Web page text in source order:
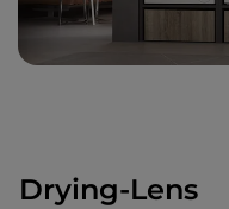
Drying-Lens